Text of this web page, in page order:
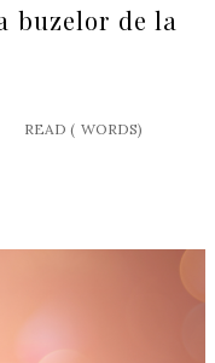
buzelor de la
READ ( WORDS)